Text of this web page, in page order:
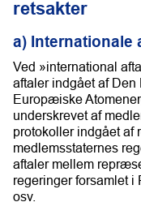
retsakter
a) Internationale
Ved »international
aftaler indgået af
Europæiske
underskrevet af
protokoller indgået af
medlemsstaternes
aftaler mellem
regeringer forsamlet i
osv.